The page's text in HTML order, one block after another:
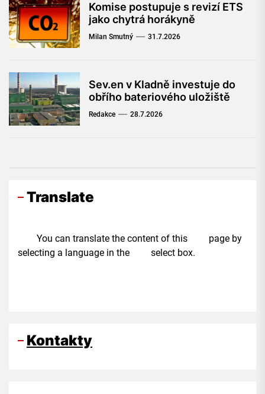
Komise postupuje s revizí ETS
jako chytrá horákyně
Milan Smutný 31.7.2026
Sev.en v Kladně investuje do
obřího bateriového uložiště
Redakce 28.7.2026
Translate
You can translate the content of this page by
selecting a language in the select box.
Kontakty